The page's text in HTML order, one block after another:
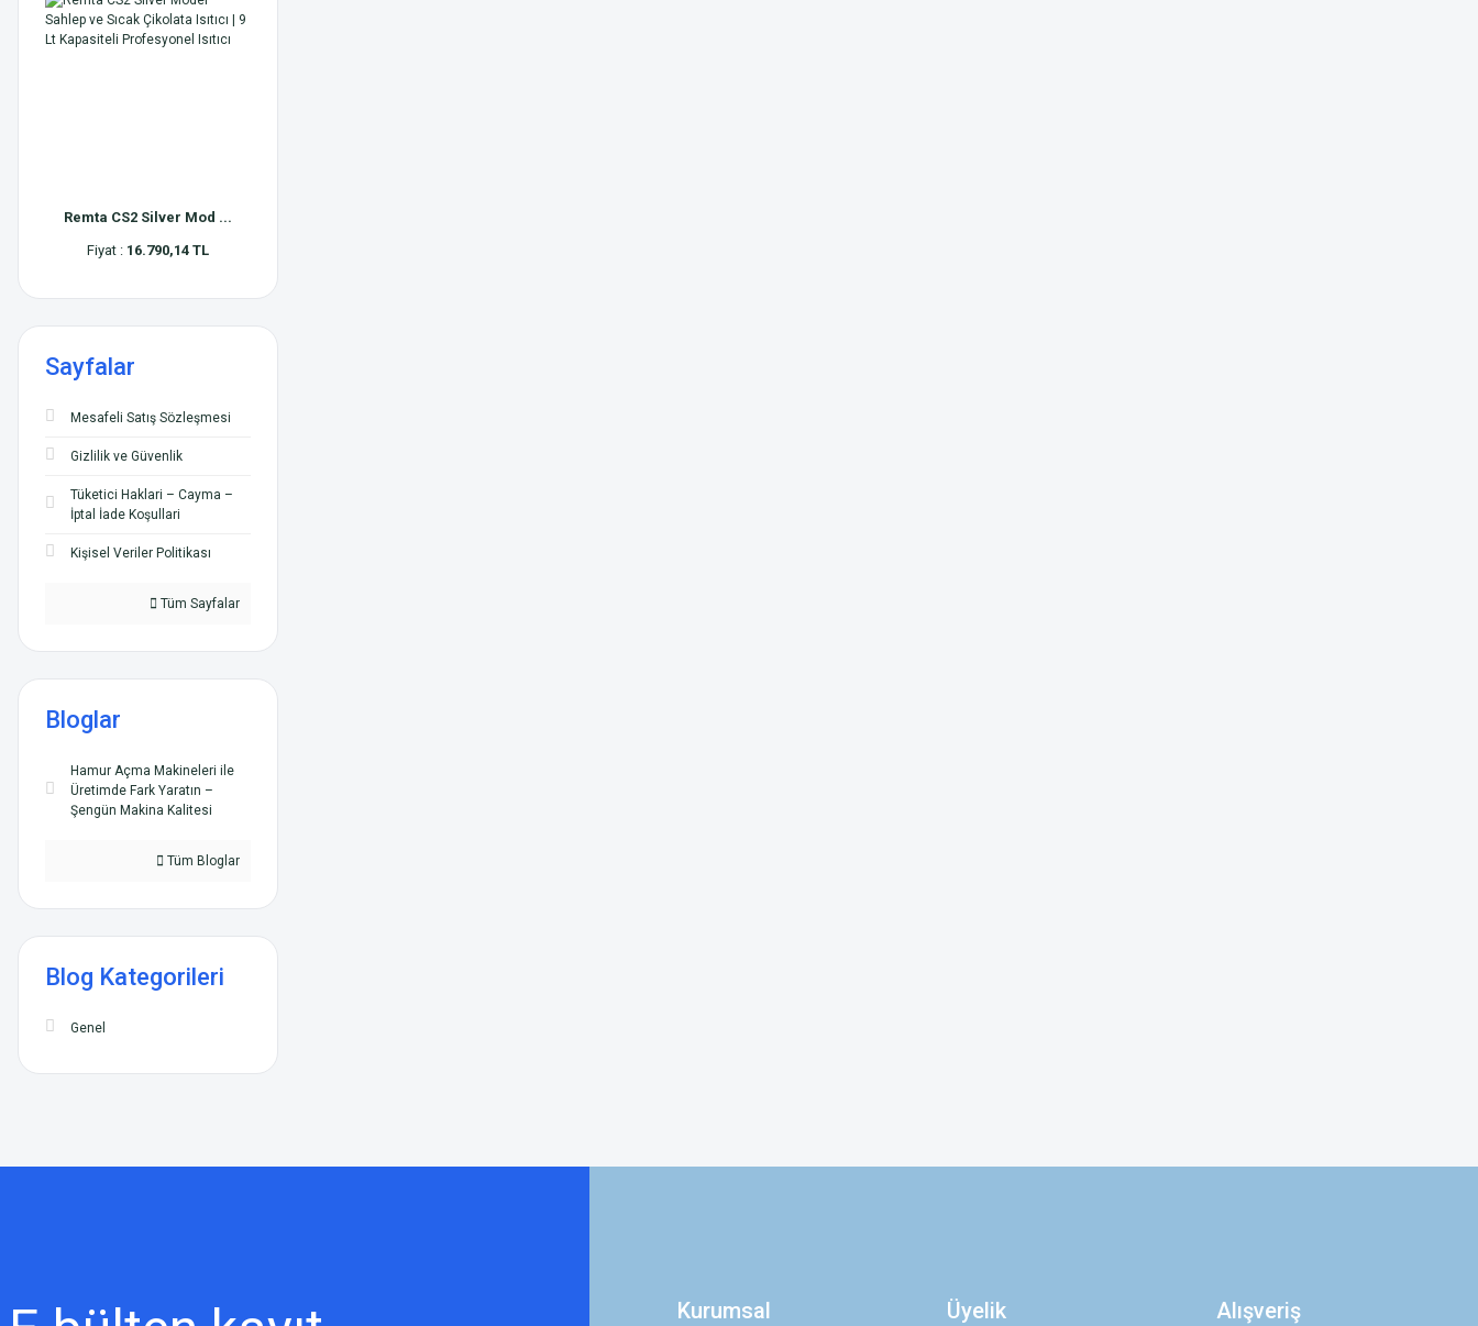
Remta CS2 Silver Mod ...
Fiyat : 16.790,14 TL
Sayfalar
Mesafeli Satış Sözleşmesi
Gizlilik ve Güvenlik
Tüketici Haklari – Cayma –
İptal İade Koşullari
Kişisel Veriler Politikası
Tüm Sayfalar
Bloglar
Hamur Açma Makineleri ile
Üretimde Fark Yaratın –
Şengün Makina Kalitesi
Tüm Bloglar
Blog Kategorileri
Genel
Kurumsal Üyelik Alışveriş